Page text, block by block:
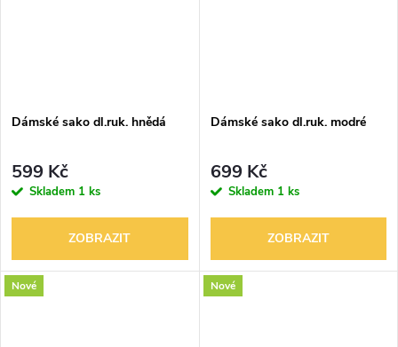
Dámské sako dl.ruk. hnědá
599 Kč
Skladem 1 ks
ZOBRAZIT
Dámské sako dl.ruk. modré
699 Kč
Skladem 1 ks
ZOBRAZIT
Nové Nové